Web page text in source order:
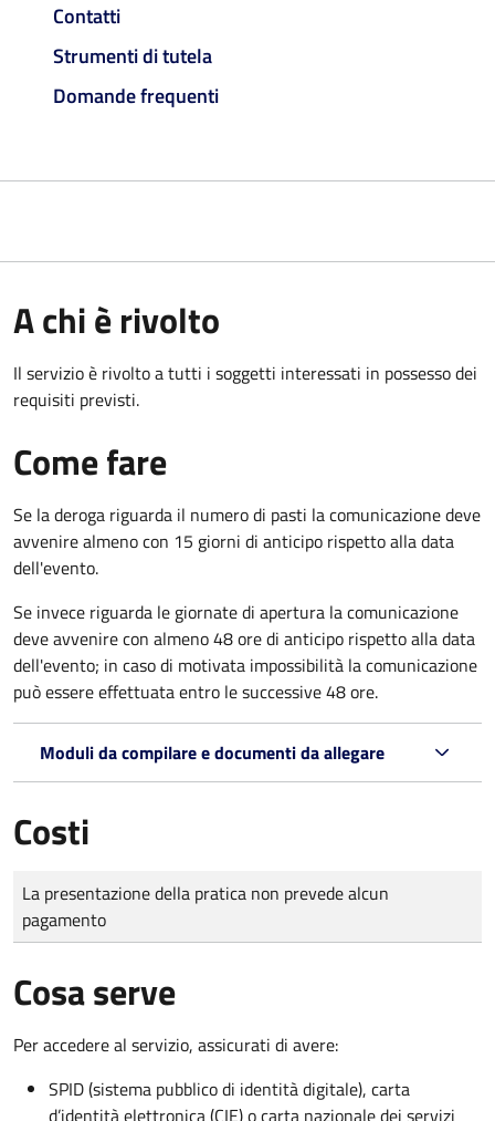
Contatti
Strumenti di tutela
Domande frequenti
A chi è rivolto
Il servizio è rivolto a tutti i soggetti interessati in possesso dei
requisiti previsti.
Come fare
Se la deroga riguarda il numero di pasti la comunicazione deve
avvenire almeno con 15 giorni di anticipo rispetto alla data
dell'evento.
Se invece riguarda le giornate di apertura la comunicazione
deve avvenire con almeno 48 ore di anticipo rispetto alla data
dell'evento; in caso di motivata impossibilità la comunicazione
può essere effettuata entro le successive 48 ore.
Moduli da compilare e documenti da allegare
Costi
Tipo di pagamento
Importo
La presentazione della pratica non prevede alcun
pagamento
Cosa serve
Per accedere al servizio, assicurati di avere:
SPID (sistema pubblico di identità digitale), carta
d’identità elettronica (CIE) o carta nazionale dei servizi